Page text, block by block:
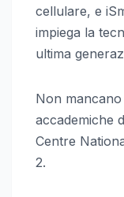
cellulare, e
impiega la
ultima
Non
accademiche
Centre
2.